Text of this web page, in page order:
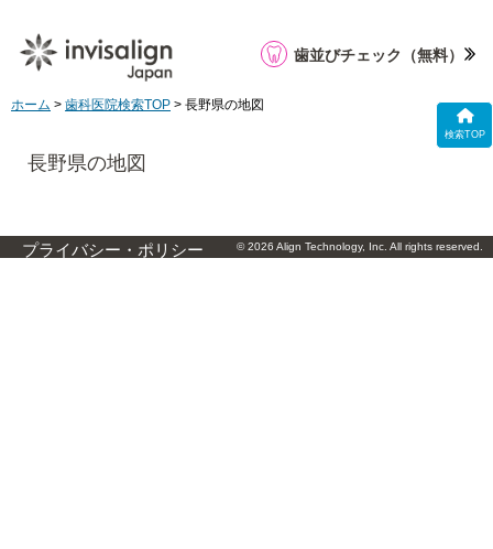
検索TOP
歯並びチェック （無料）
ホーム > 歯科医院検索TOP > 長野県の地図
長野県の地図
プライバシー・ポリシー © 2026 Align Technology, Inc. All rights reserved.